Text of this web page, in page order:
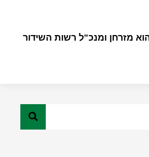
מזרחן ומנכ"ל רשות השידור